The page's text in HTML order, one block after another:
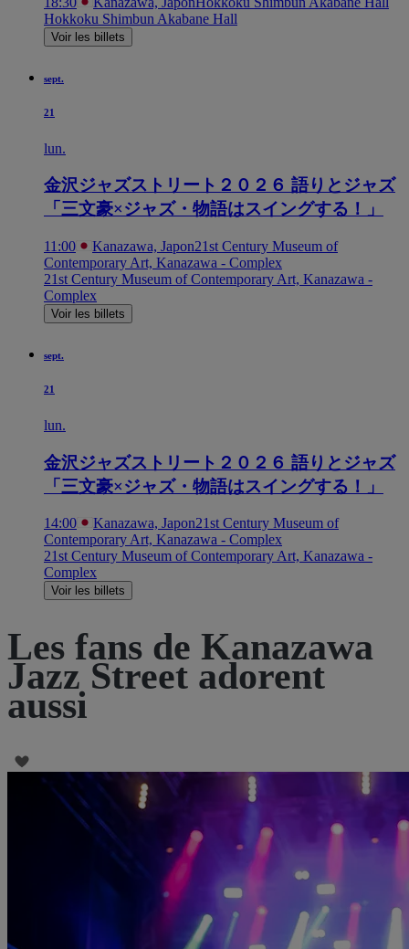
Hokkoku Shimbun Akabane Hall
Voir les billets
sept.
21
lun.
金沢ジャズストリート２０２６ 語りとジャズ
「三文豪×ジャズ・物語はスイングする！」
11:00 Kanazawa, Japon21st Century Museum of
Contemporary Art, Kanazawa - Complex
21st Century Museum of Contemporary Art, Kanazawa -
Complex
Voir les billets
sept.
21
lun.
金沢ジャズストリート２０２６ 語りとジャズ
「三文豪×ジャズ・物語はスイングする！」
14:00 Kanazawa, Japon21st Century Museum of
Contemporary Art, Kanazawa - Complex
21st Century Museum of Contemporary Art, Kanazawa -
Complex
Voir les billets
Les fans de Kanazawa
Jazz Street adorent
aussi